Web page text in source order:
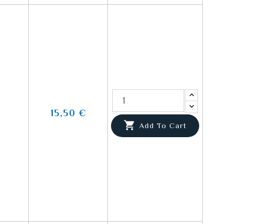
15,50 €
 Add To Cart